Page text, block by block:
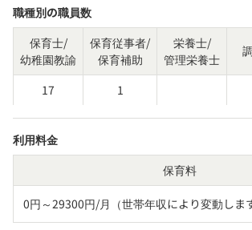
職種別の職員数
保育士/
幼稚園教諭
保育従事者/
保育補助
栄養士/
管理栄養士
17 1
利用料金
保育料
0円～29300円/月（世帯年収により変動しま